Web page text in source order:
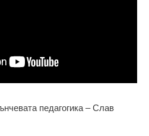
педагогика – Слав